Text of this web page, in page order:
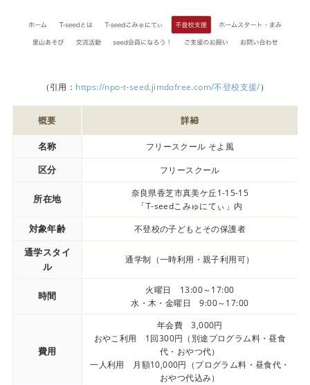
（引用： https://npo-t-seed.jimdofree.com/不登校支援/）
概要 詳細
名称 フリースクール そよ風
区分 フリースクール
所在地
奈良県香芝市真美ケ丘1-15-15
「T-seedこみゅにてぃ」内
対象年齢 不登校の子どもとその保護者
通学スタイ
ル
通学制（一時利用・親子利用可）
時間
火曜日 13:00～17:00
水・木・金曜日 9:00～17:00
費用
年会費 3,000円
おやこ利用 1回300円（別途プログラム料・昼食
代・おやつ代）
一人利用 月額10,000円（プログラム料・昼食代・
おやつ代込み）